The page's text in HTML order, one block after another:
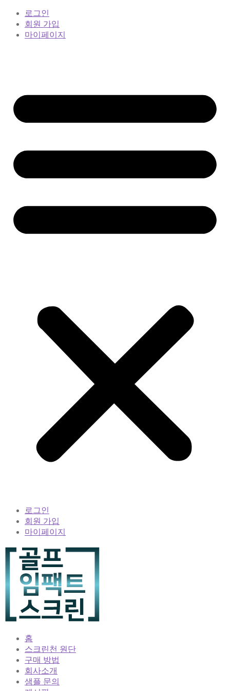
로그인
회원 가입
마이페이지
로그인
회원 가입
마이페이지
홈
스크린천 원단
구매 방법
회사소개
샘플 문의